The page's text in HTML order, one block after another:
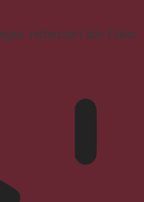
verbessert den Fokus